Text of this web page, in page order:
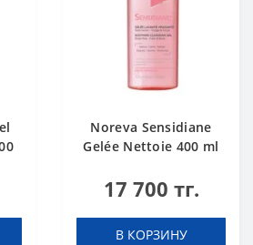
Noreva Sensidiane
Gelée Nettoie 400 ml
17 700 тг.
В КОРЗИНУ